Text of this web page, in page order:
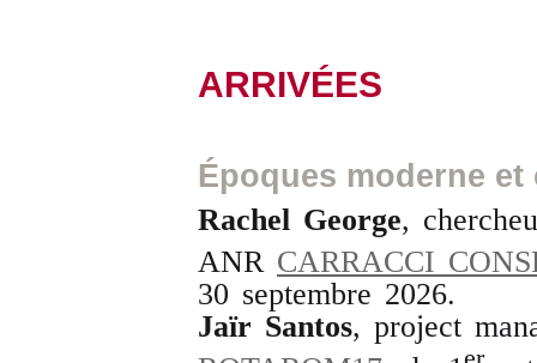
ARRIVÉES
Époques moderne
Rachel George,
ANR CARRACCI
30 septembre 2026.
Jaïr Santos, project